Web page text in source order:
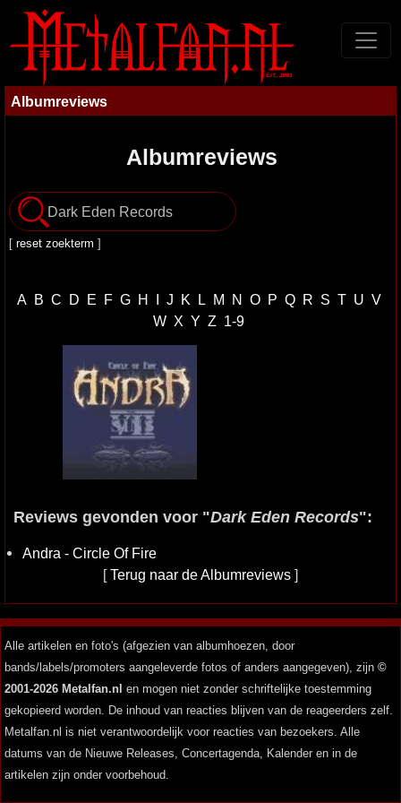
Albumreviews
Albumreviews
[ reset zoekterm ]
A B C D E F G H I J K L M N O P Q R S T U V
W X Y Z 1-9
Reviews gevonden voor "Dark Eden Records":
Andra - Circle Of Fire
[Terug naar de Albumreviews ]
Alle artikelen en foto's (afgezien van albumhoezen, door
bands/labels/promoters aangeleverde fotos of anders aangegeven), zijn ©
2001-2026 Metalfan.nl en mogen niet zonder schriftelijke toestemming
gekopieerd worden. De inhoud van reacties blijven van de reageerders zelf.
Metalfan.nl is niet verantwoordelijk voor reacties van bezoekers. Alle
datums van de Nieuwe Releases, Concertagenda, Kalender en in de
artikelen zijn onder voorbehoud.